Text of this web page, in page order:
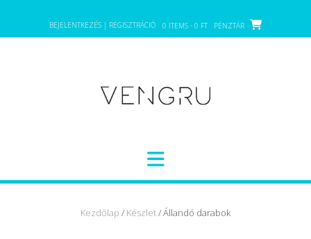
content
BEJELENTKEZÉS | REGISZTRÁCIÓ 0 ITEMS - 0 FT PÉNZTÁR
Kezdőlap / Készlet/ Állandó darabok